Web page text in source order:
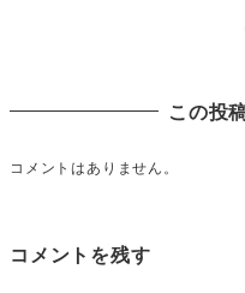
この投
コメントはありません。
コメントを残す